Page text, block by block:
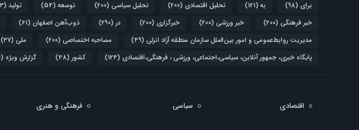
برای (98) به (121) تحلیل اقتصادی (200) تحلیل سیاسی (200) توسعه (54) تولید (43)
خبر فرهنگی (200) خبر ورزشی (200) خبرگزاری (200) در (290) ذوب‌آهن اصفهان (61)
مدیریت روابط‌عمومی و امور بین‌الملل سازمان منطقه آزاد انزلی (49) مصاحبه اختصاصی (200) ملی (37)
پایگاه خبری، جمهور آنلاین، سیاسی،اجتماعی، ورزشی ، فرهنگی،اقتصادی (124) کشور (48) گزارش ویژه (200)
اقتصادی سیاسی فرهنگی و هنری